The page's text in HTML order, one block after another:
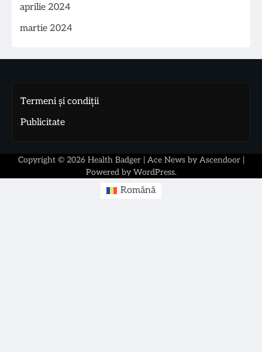
aprilie 2024
martie 2024
Termeni și condiții
Publicitate
Copyright © 2026 Health Badger| Ace News by Ascendoor|
Powered by WordPress.
Română